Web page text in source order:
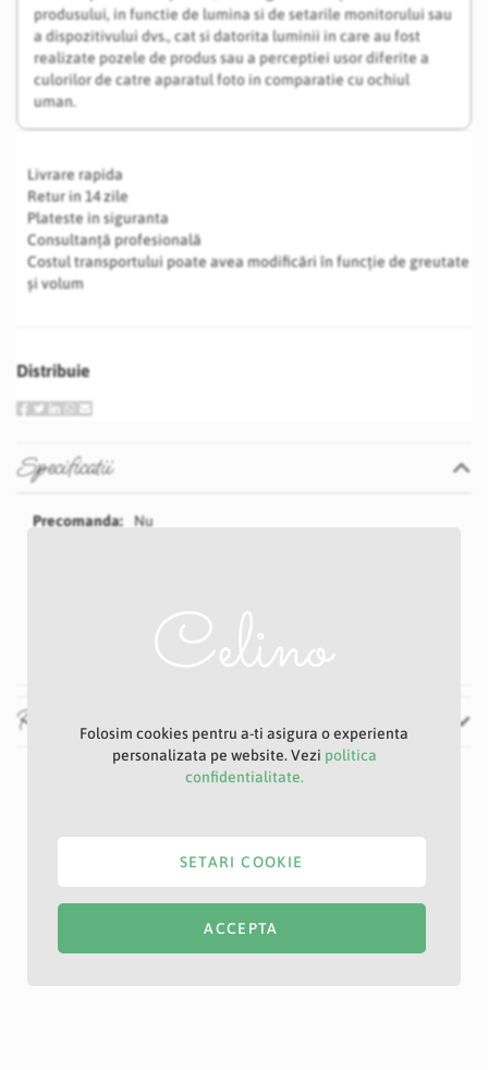
produsului, in functie de lumina si de setarile monitorului sau
a dispozitivului dvs., cat si datorita luminii in care au fost
realizate pozele de produs sau a perceptiei usor diferite a
culorilor de catre aparatul foto in comparatie cu ochiul
uman.
Livrare rapida
Retur in 14 zile
Plateste in siguranta
Consultanță profesională
Costul transportului poate avea modificări în funcție de greutate
și volum
Distribuie
Specificatii
Specificatii
Nu
42 cm
RecenziiFolosim cookies pentru a-ti asigura o experienta
personalizata pe website. Vezi politica
confidentialitate.
ACCEPTA
SETARI COOKIE